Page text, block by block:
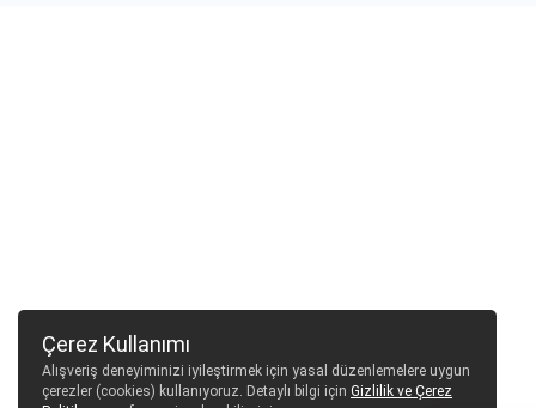
Çerez Kullanımı
Alışveriş deneyiminizi iyileştirmek için yasal düzenlemelere uygun
çerezler (cookies) kullanıyoruz. Detaylı bilgi için Gizlilik ve Çerez